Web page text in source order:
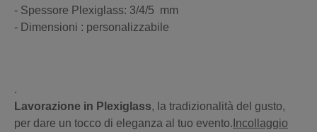
- Spessore Plexiglass: 3/4/5 mm
- Dimensioni : personalizzabile
.
Lavorazione in Plexiglass, la tradizionalità del gusto,
per dare un tocco di eleganza al tuo evento. Incollaggio